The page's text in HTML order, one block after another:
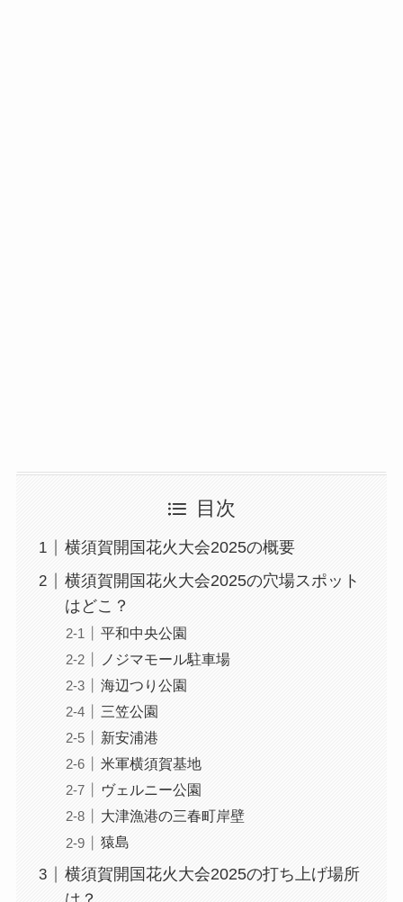
目次
横須賀開国花火大会2025の概要
横須賀開国花火大会2025の穴場スポット
はどこ？
平和中央公園
ノジマモール駐車場
海辺つり公園
三笠公園
新安浦港
米軍横須賀基地
ヴェルニー公園
大津漁港の三春町岸壁
猿島
横須賀開国花火大会2025の打ち上げ場所